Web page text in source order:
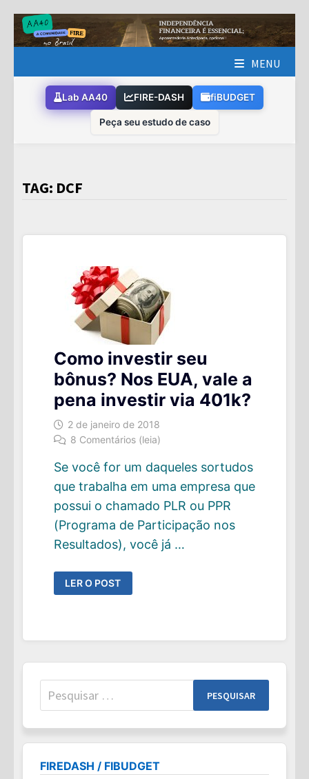
Skip
to
MENU
Lab AA40 FIRE-DASH fiBUDGET
Peça seu estudo de caso
TAG: DCF
Como investir seu
bônus? Nos EUA, vale a
pena investir via 401k?
2 de janeiro de 2018
8 Comentários (leia)
Se você for um daqueles sortudos
que trabalha em uma empresa que
possui o chamado PLR ou PPR
(Programa de Participação nos
Resultados), você já …
COMO
INVESTIR
SEU
A
INVESTIR
401K?
LER O POST
Pesquisar
por:
FIREDASH / FIBUDGET